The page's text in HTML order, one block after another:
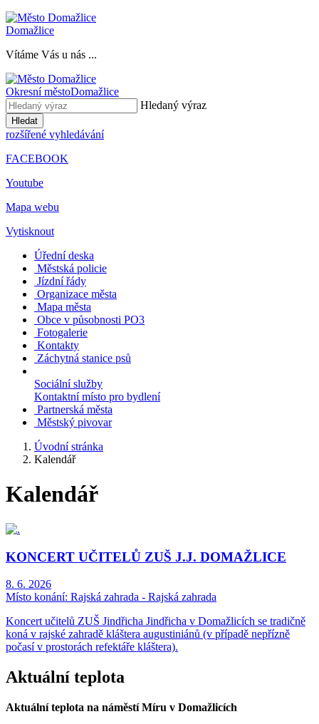
Domažlice
Vítáme Vás u nás ...
Okresní městoDomažlice
Hledaný výraz
Hledat
rozšířené vyhledávání
FACEBOOK
Youtube
Mapa webu
Vytisknout
Úřední deska
Městská policie
Jízdní řády
Organizace města
Mapa města
Obce v působnosti PO3
Fotogalerie
Kontakty
Záchytná stanice psů
Sociální služby
Kontaktní místo pro bydlení
Partnerská města
Městský pivovar
Úvodní stránka
Kalendář
Kalendář
KONCERT UČITELŮ ZUŠ J.J. DOMAŽLICE
8. 6. 2026
Místo konání: Rajská zahrada - Rajská zahrada
Koncert učitelů ZUŠ Jindřicha Jindřicha v Domažlicích se tradičně
koná v rajské zahradě kláštera augustiniánů (v případě nepřízně
počasí v prostorách refektáře kláštera).
Aktuální teplota
Aktuální teplota na náměstí Míru v Domažlicích